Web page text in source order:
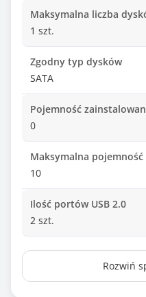
Maksymalna liczba
1 szt.
Zgodny typ dysków
SATA
Pojemność
0
Maksymalna
10
Ilość portów USB 2.0
2 szt.
Złącze HDMI
Rozwiń